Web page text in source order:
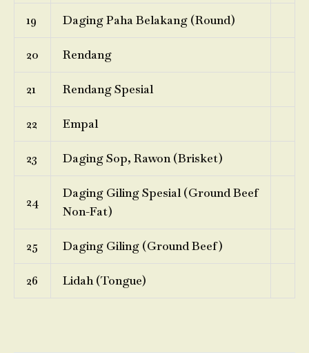
19 Daging Paha Belakang (Round)
20 Rendang
21 Rendang Spesial
22 Empal
23 Daging Sop, Rawon (Brisket)
24
Daging Giling Spesial (Ground Beef
Non-Fat)
25 Daging Giling (Ground Beef)
26 Lidah (Tongue)